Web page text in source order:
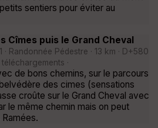
sentiers pour éviter au
Cîmes puis le Grand Cheval
· Randonnée Pédestre · 13 km · D+580
·
de bons chemins, sur le parcours
des cimes (sensations
croûte sur le Grand Cheval avec
le même chemin mais on peut